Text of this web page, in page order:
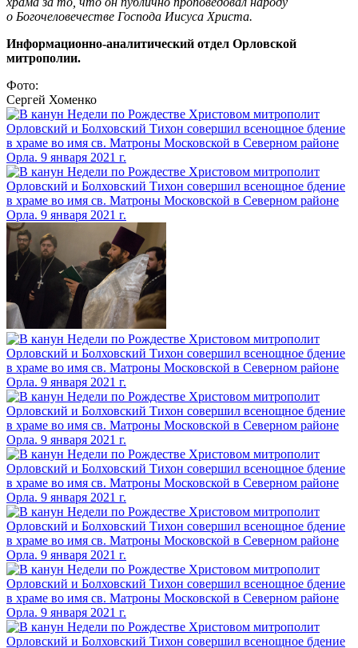
о Богочеловечестве Господа Иисуса Христа.
Информационно-аналитический отдел Орловской
митрополии.
Фото:
Сергей Хоменко